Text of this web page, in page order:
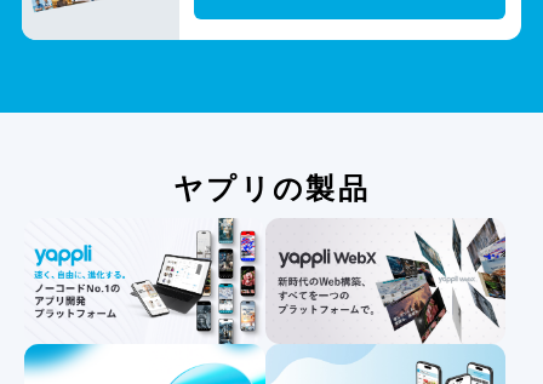
ヤプリの製品